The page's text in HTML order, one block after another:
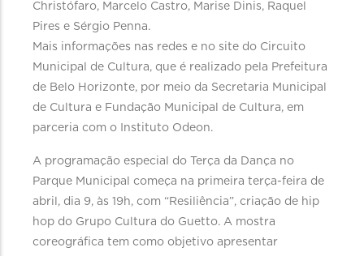
Christófaro, Marcelo Castro, Marise Dinis, Raquel
Pires e Sérgio Penna.
Mais informações nas redes e no site do Circuito
Municipal de Cultura, que é realizado pela Prefeitura
de Belo Horizonte, por meio da Secretaria Municipal
de Cultura e Fundação Municipal de Cultura, em
parceria com o Instituto Odeon.
A programação especial do Terça da Dança no
Parque Municipal começa na primeira terça-feira de
abril, dia 9, às 19h, com “Resiliência”, criação de hip
hop do Grupo Cultura do Guetto. A mostra
coreográfica tem como objetivo apresentar